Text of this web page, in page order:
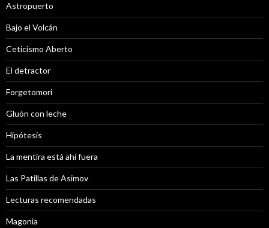
Astropuerto
Bajo el Volcán
Ceticismo Aberto
El detractor
Forgetomori
Gluón con leche
Hipótesis
La mentira está ahi fuera
Las Patillas de Asimov
Lecturas recomendadas
Magonia